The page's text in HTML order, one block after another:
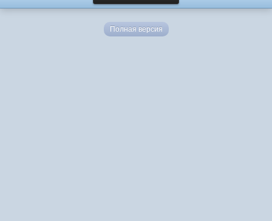
Полная версия